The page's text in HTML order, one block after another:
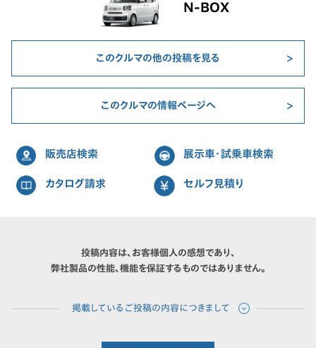
N-BOX
このクルマの他の投稿を見る
このクルマの情報ページへ
販売店検索 展示車・試乗車検索
カタログ請求 セルフ見積り
投稿内容は、お客様個人の感想であり、
弊社製品の性能、機能を保証するものではありません。